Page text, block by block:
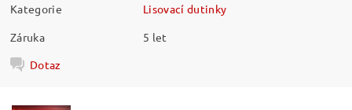
Kategorie
Lisovací dutinky
Záruka
5 let
Dotaz